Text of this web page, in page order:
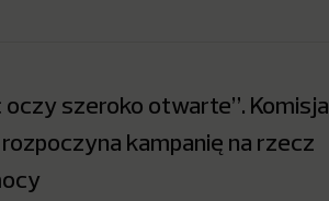
oczy szeroko otwarte”. Komisja
kampanię na rzecz